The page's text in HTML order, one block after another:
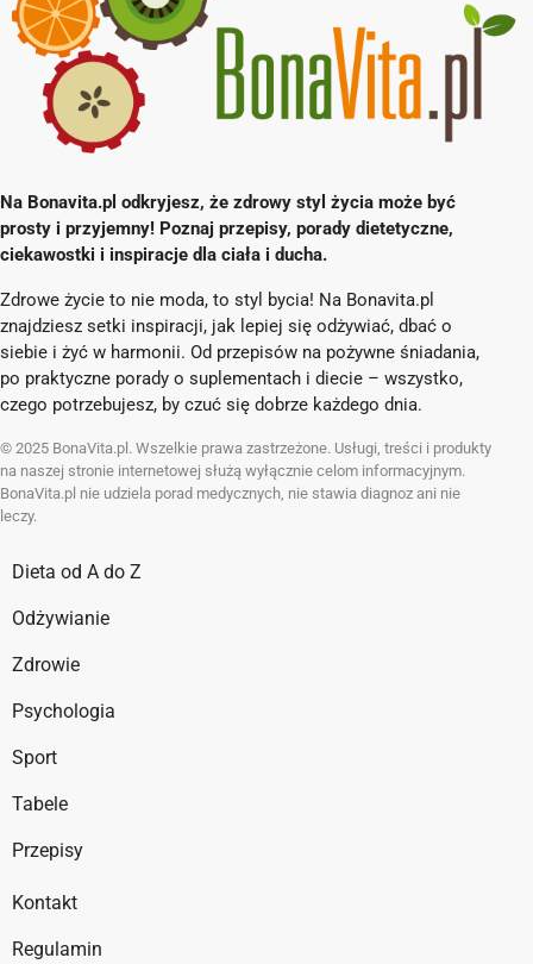
Na Bonavita.pl odkryjesz, że zdrowy styl życia może być
prosty i przyjemny! Poznaj przepisy, porady dietetyczne,
ciekawostki i inspiracje dla ciała i ducha.
Zdrowe życie to nie moda, to styl bycia! Na Bonavita.pl
znajdziesz setki inspiracji, jak lepiej się odżywiać, dbać o
siebie i żyć w harmonii. Od przepisów na pożywne śniadania,
po praktyczne porady o suplementach i diecie – wszystko,
czego potrzebujesz, by czuć się dobrze każdego dnia.
© 2025 BonaVita.pl. Wszelkie prawa zastrzeżone. Usługi, treści i produkty
na naszej stronie internetowej służą wyłącznie celom informacyjnym.
BonaVita.pl nie udziela porad medycznych, nie stawia diagnoz ani nie
leczy.
Dieta od A do Z
Odżywianie
Zdrowie
Psychologia
Sport
Tabele
Przepisy
Kontakt
Regulamin